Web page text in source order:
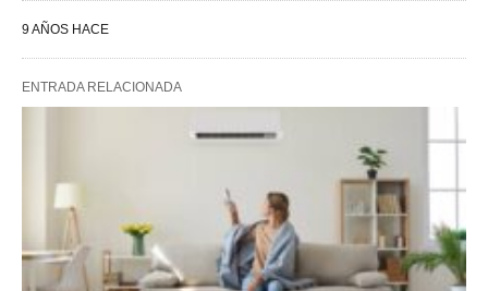
9 AÑOS HACE
ENTRADA RELACIONADA